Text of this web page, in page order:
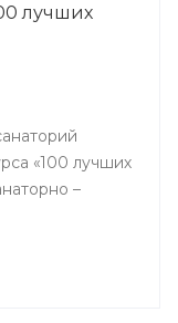
лучших
«100 лучших
–